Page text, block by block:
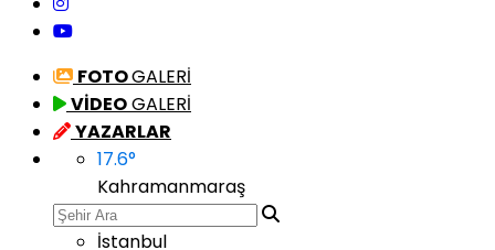
FOTOGALERİ
VİDEOGALERİ
YAZARLAR
17.6°
Kahramanmaraş
İstanbul